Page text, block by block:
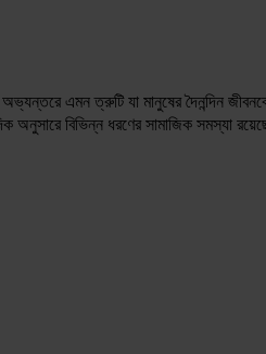
এমন ত্রুটি যা মানুষের দৈনন্দিন
অনুসারে বিভিন্ন ধরণের সামাজিক সমস্যা